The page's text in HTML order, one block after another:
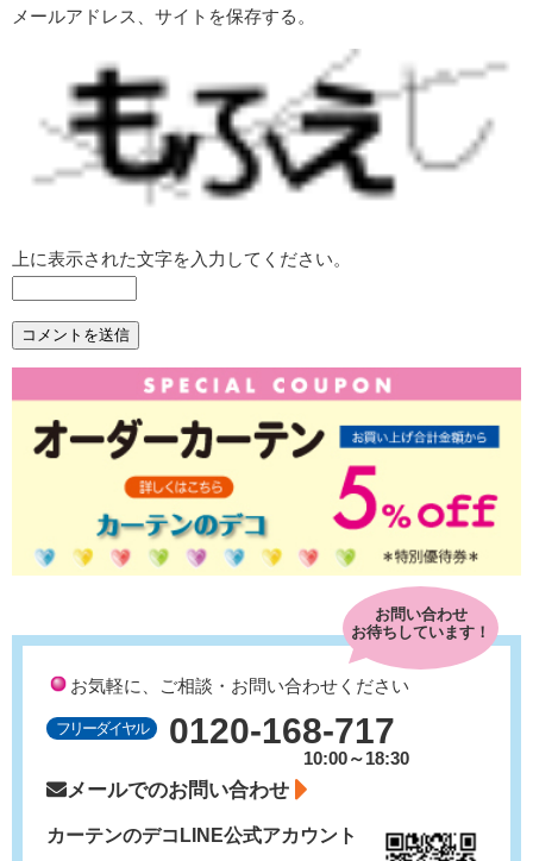
メールアドレス、サイトを保存する。
上に表示された文字を入力してください。
お問い合わせ
お待ちしています！
お気軽に、ご相談・お問い合わせください
フリーダイヤル 0120-168-717
10:00～18:30
メールでのお問い合わせ
カーテンのデコ LINE公式アカウント